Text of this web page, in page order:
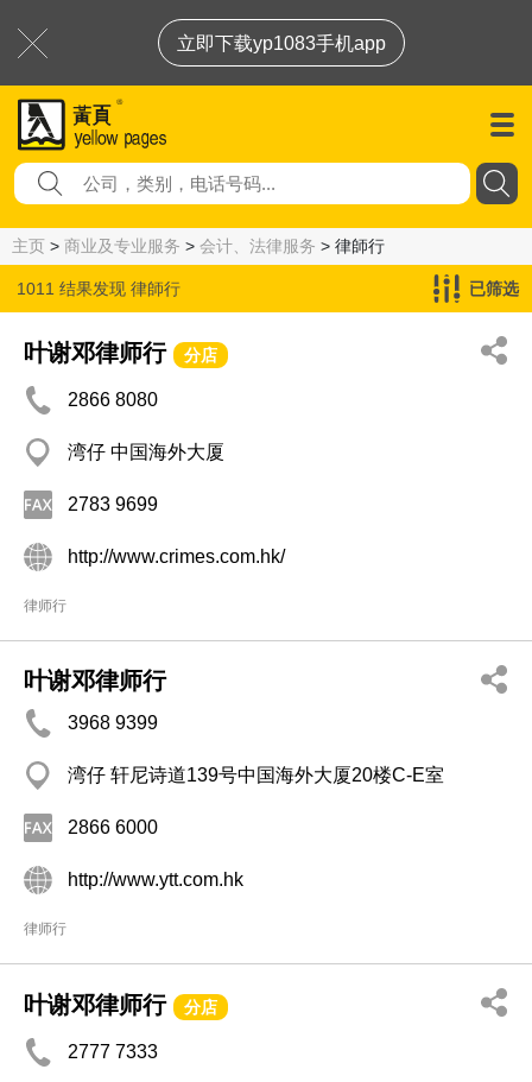
立即下载yp1083手机app
主页 > 商业及专业服务 > 会计、法律服务 > 律師行
1011 结果发现 律師行 已筛选
叶谢邓律师行 分店
2866 8080
湾仔 中国海外大厦
2783 9699
http://www.crimes.com.hk/
律师行
叶谢邓律师行
3968 9399
湾仔 轩尼诗道139号中国海外大厦20楼C-E室
2866 6000
http://www.ytt.com.hk
律师行
叶谢邓律师行 分店
2777 7333